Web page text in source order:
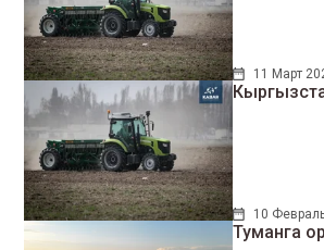
11 Март
10
Туманга